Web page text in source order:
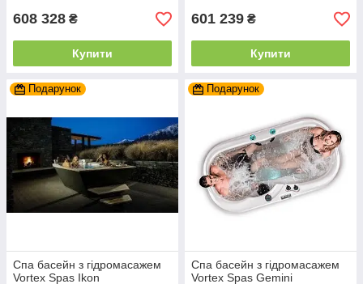
608 328 ₴
Купити
601 239 ₴
Купити
Подарунок
Спа басейн з гідромасажем
Vortex Spas Ikon
Подарунок
Спа басейн з гідромасажем
Vortex Spas Gemini